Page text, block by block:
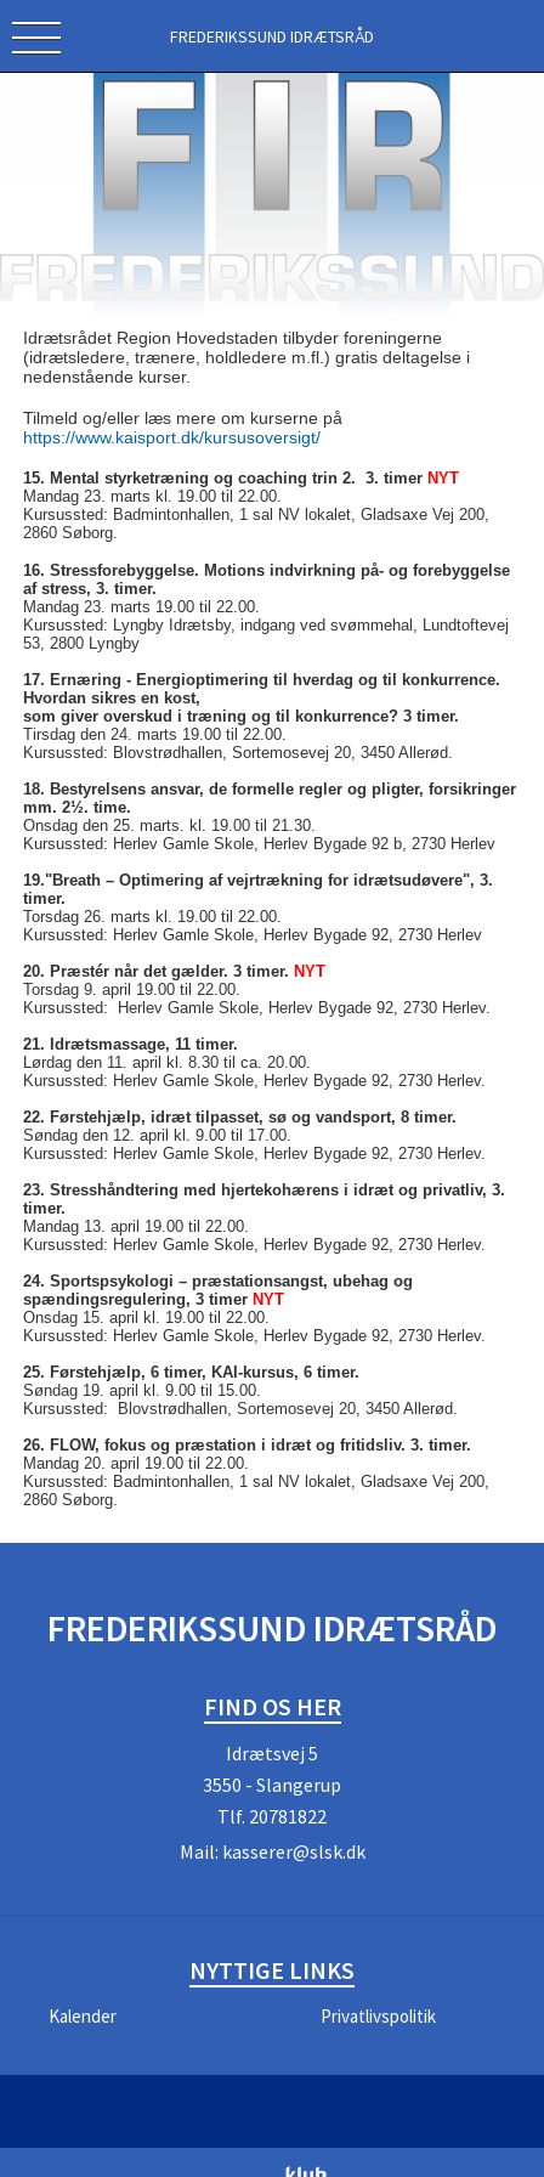
FREDERIKSSUND IDRÆTSRÅD
Idrætsrådet Region Hovedstaden tilbyder foreningerne
(idrætsledere, trænere, holdledere m.fl.) gratis deltagelse i
nedenstående kurser.
Tilmeld og/eller læs mere om kurserne på
https://www.kaisport.dk/kursusoversigt/
15. Mental styrketræning og coaching trin 2. 3. timer NYT
Mandag 23. marts kl. 19.00 til 22.00.
Kursussted: Badmintonhallen, 1 sal NV lokalet, Gladsaxe Vej 200,
2860 Søborg.
16. Stressforebyggelse. Motions indvirkning på- og forebyggelse
af stress, 3. timer.
Mandag 23. marts 19.00 til 22.00.
Kursussted: Lyngby Idrætsby, indgang ved svømmehal, Lundtoftevej
53, 2800 Lyngby
17. Ernæring - Energioptimering til hverdag og til konkurrence.
Hvordan sikres en kost,
som giver overskud i træning og til konkurrence? 3 timer.
Tirsdag den 24. marts 19.00 til 22.00.
Kursussted: Blovstrødhallen, Sortemosevej 20, 3450 Allerød.
18. Bestyrelsens ansvar, de formelle regler og pligter, forsikringer
mm. 2½. time.
Onsdag den 25. marts. kl. 19.00 til 21.30.
Kursussted: Herlev Gamle Skole, Herlev Bygade 92 b, 2730 Herlev
19."Breath – Optimering af vejrtrækning for idrætsudøvere", 3.
timer.
Torsdag 26. marts kl. 19.00 til 22.00.
Kursussted: Herlev Gamle Skole, Herlev Bygade 92, 2730 Herlev
20. Præstér når det gælder. 3 timer. NYT
Torsdag 9. april 19.00 til 22.00.
Kursussted: Herlev Gamle Skole, Herlev Bygade 92, 2730 Herlev.
21. Idrætsmassage, 11 timer.
Lørdag den 11. april kl. 8.30 til ca. 20.00.
Kursussted: Herlev Gamle Skole, Herlev Bygade 92, 2730 Herlev.
22. Førstehjælp, idræt tilpasset, sø og vandsport, 8 timer.
Søndag den 12. april kl. 9.00 til 17.00.
Kursussted: Herlev Gamle Skole, Herlev Bygade 92, 2730 Herlev.
23. Stresshåndtering med hjertekohærens i idræt og privatliv, 3.
timer.
Mandag 13. april 19.00 til 22.00.
Kursussted: Herlev Gamle Skole, Herlev Bygade 92, 2730 Herlev.
24. Sportspsykologi – præstationsangst, ubehag og
spændingsregulering, 3 timer NYT
Onsdag 15. april kl. 19.00 til 22.00.
Kursussted: Herlev Gamle Skole, Herlev Bygade 92, 2730 Herlev.
25. Førstehjælp, 6 timer, KAI-kursus, 6 timer.
Søndag 19. april kl. 9.00 til 15.00.
Kursussted: Blovstrødhallen, Sortemosevej 20, 3450 Allerød.
26. FLOW, fokus og præstation i idræt og fritidsliv. 3. timer.
Mandag 20. april 19.00 til 22.00.
Kursussted: Badmintonhallen, 1 sal NV lokalet, Gladsaxe Vej 200,
2860 Søborg.
FREDERIKSSUND IDRÆTSRÅD
FIND OS HER
Idrætsvej 5
3550 - Slangerup
Tlf. 20781822
Mail: kasserer@slsk.dk
NYTTIGE LINKS
Kalender Privatlivspolitik